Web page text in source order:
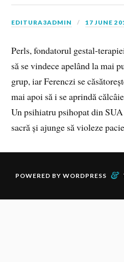
EDITURA3ADMIN 17 JUNE
Perls, fondatorul gestal-
să se vindece apelând la mai
grup, iar Ferenczi se
mai apoi să i se aprindă
Un psihiatru psihopat din SUA
sacră și ajunge să violeze
POWERED BY WORDPRESS &